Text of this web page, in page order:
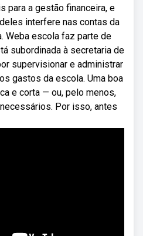
para a gestão financeira, e
interfere nas contas da
Weba escola faz parte de
subordinada à secretaria de
supervisionar e administrar
gastos da escola. Uma boa
e corta — ou, pelo menos,
Por isso, antes